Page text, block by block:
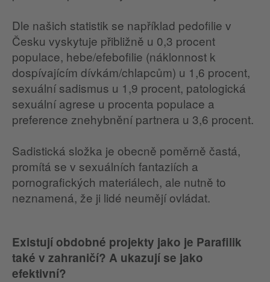
Dle našich statistik se například pedofilie v
Česku vyskytuje přibližně u 0,3 procent
populace, hebe/efebofilie (náklonnost k
dospívajícím dívkám/chlapcům) u 1,6 procent,
sexuální sadismus u 1,9 procent, patologická
sexuální agrese u procenta populace a
preference znehybnění partnera u 3,6 procent.
Sadistická složka je obecně poměrně častá,
promítá se v sexuálních fantaziích a
pornografických materiálech, ale nutně to
neznamená, že ji lidé neumějí ovládat.
Existují obdobné projekty jako je Parafilik
také v zahraničí? A ukazují se jako
efektivní?